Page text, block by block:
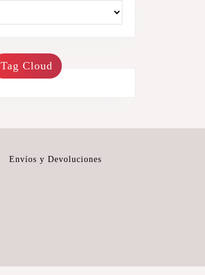
Tag Cloud
Envíos y Devoluciones